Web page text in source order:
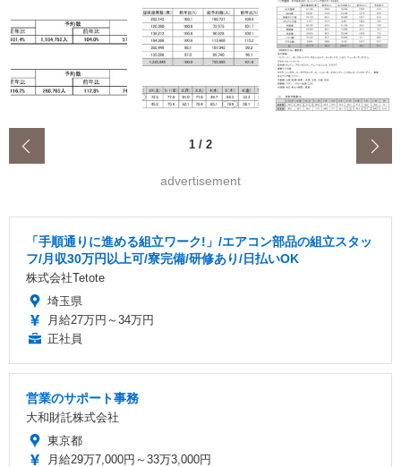
1 / 2
advertisement
「手順通りに進める組立ワーク!」/エアコン部品の組立スタッ
フ/月収30万円以上可/寮完備/研修あり/日払いOK
株式会社Tetote
埼玉県
月給27万円～34万円
正社員
営業のサポート事務
大和財託株式会社
東京都
月給29万7,000円～33万3,000円